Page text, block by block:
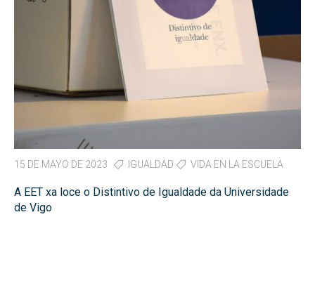
15 DE MAYO DE 2023 IGUALDAD VIDA EN LA ESCUELA
A EET xa loce o Distintivo de Igualdade da Universidade
de Vigo